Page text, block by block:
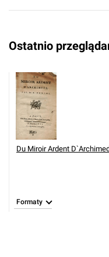
Ostatnio
Du Miroir Ardent
Formaty